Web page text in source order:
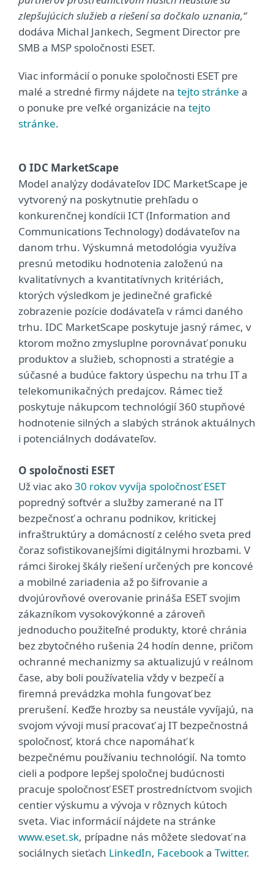
zlepšujúcich služieb a riešení sa dočkalo uznania,“
dodáva Michal Jankech, Segment Director pre
SMB a MSP spoločnosti ESET.
Viac informácií o ponuke spoločnosti ESET pre
malé a stredné firmy nájdete na tejto stránke a
o ponuke pre veľké organizácie na tejto
stránke.
O IDC MarketScape
Model analýzy dodávateľov IDC MarketScape je
vytvorený na poskytnutie prehľadu o
konkurenčnej kondícii ICT (Information and
Communications Technology) dodávateľov na
danom trhu. Výskumná metodológia využíva
presnú metodiku hodnotenia založenú na
kvalitatívnych a kvantitatívnych kritériách,
ktorých výsledkom je jedinečné grafické
zobrazenie pozície dodávateľa v rámci daného
trhu. IDC MarketScape poskytuje jasný rámec, v
ktorom možno zmysluplne porovnávať ponuku
produktov a služieb, schopnosti a stratégie a
súčasné a budúce faktory úspechu na trhu IT a
telekomunikačných predajcov. Rámec tiež
poskytuje nákupcom technológií 360 stupňové
hodnotenie silných a slabých stránok aktuálnych
i potenciálnych dodávateľov.
O spoločnosti ESET
Už viac ako30 rokov vyvíja spoločnosť ESET
popredný softvér a služby zamerané na IT
bezpečnosť a ochranu podnikov, kritickej
infraštruktúry a domácností z celého sveta pred
čoraz sofistikovanejšími digitálnymi hrozbami. V
rámci širokej škály riešení určených pre koncové
a mobilné zariadenia až po šifrovanie a
dvojúrovňové overovanie prináša ESET svojim
zákazníkom vysokovýkonné a zároveň
jednoducho použiteľné produkty, ktoré chránia
bez zbytočného rušenia 24 hodín denne, pričom
ochranné mechanizmy sa aktualizujú v reálnom
čase, aby boli používatelia vždy v bezpečí a
firemná prevádzka mohla fungovať bez
prerušení. Keďže hrozby sa neustále vyvíjajú, na
svojom vývoji musí pracovať aj IT bezpečnostná
spoločnosť, ktorá chce napomáhať k
bezpečnému používaniu technológií. Na tomto
cieli a podpore lepšej spoločnej budúcnosti
pracuje spoločnosť ESET prostredníctvom svojich
centier výskumu a vývoja v rôznych kútoch
sveta. Viac informácií nájdete na stránke
www.eset.sk, prípadne nás môžete sledovať na
sociálnych sieťach LinkedIn, Facebooka Twitter.